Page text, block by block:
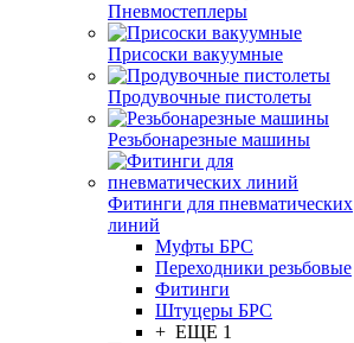
Пневмостеплеры
Присоски вакуумные
Продувочные пистолеты
Резьбонарезные машины
Фитинги для пневматических
линий
Муфты БРС
Переходники резьбовые
Фитинги
Штуцеры БРС
+ ЕЩЕ 1